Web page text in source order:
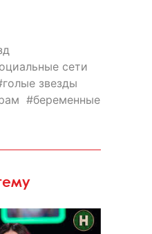
сети
голые звезды
беременные